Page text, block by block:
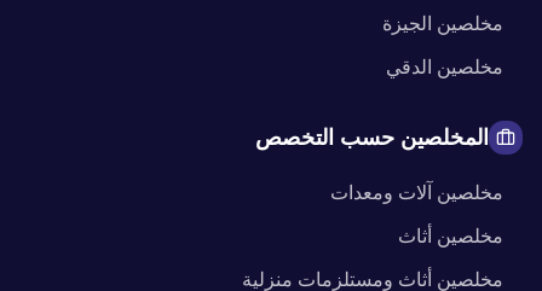
مخلصين الجيزة
مخلصين الدقي
المخلصين حسب التخصص
مخلصين آلات ومعدات
مخلصين أثاث
مخلصين أثاث ومستلزمات منزلية